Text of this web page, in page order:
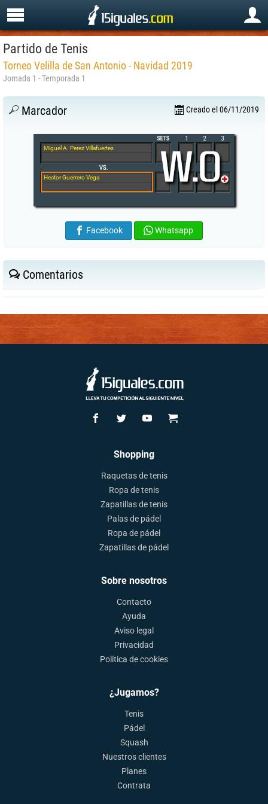
Partido de Tenis
Torneo Velilla de San Antonio - Navidad 2019
Jornada 1 - Temporada 1
Marcador Creado el 06/11/2019
Miguel A. Perez Villafuertes
Hector Guerrero Vega
Facebook Whatsapp
Comentarios
Shopping
Raquetas de tenis
Ropa de tenis
Zapatillas de tenis
Palas de pádel
Ropa de pádel
Zapatillas de pádel
Sobre nosotros
Contacto
Ayuda
Aviso legal
Privacidad
Política de cookies
¿Jugamos?
Tenis
Pádel
Squash
Nuestros clientes
Planes
Contrata